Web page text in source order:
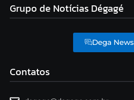
Grupo de Notícias Dégagé
Dega News
Contatos